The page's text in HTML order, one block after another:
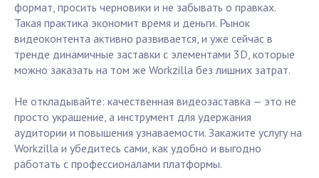
формат, просить черновики и не забывать о правках.
Такая практика экономит время и деньги. Рынок
видеоконтента активно развивается, и уже сейчас в
тренде динамичные заставки с элементами 3D, которые
можно заказать на том же Workzilla без лишних затрат.
Не откладывайте: качественная видеозаставка — это не
просто украшение, а инструмент для удержания
аудитории и повышения узнаваемости. Закажите услугу на
Workzilla и убедитесь сами, как удобно и выгодно
работать с профессионалами платформы.